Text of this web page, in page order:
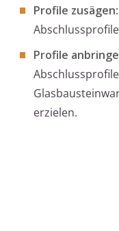
Profile zusägen
Profile
erzielen.